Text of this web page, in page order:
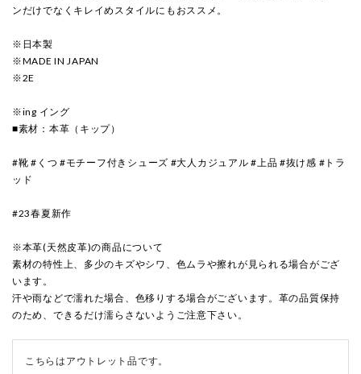
ンだけでなくキレイめスタイルにもおススメ。
※日本製
※MADE IN JAPAN
※2E
※ing イング
■素材：本革（キップ）
#靴 #くつ #モチーフ付きシューズ #大人カジュアル #上品 #抜け感 #トラ
ッド
#23春夏新作
※本革(天然皮革)の商品について
素材の特性上、多少のキズやシワ、色ムラや擦れが見られる場合がござ
います。
汗や雨などで濡れた場合、色移りする場合がございます。革の品質保持
のため、できるだけ濡らさないようご注意下さい。
こちらはアウトレット品です。